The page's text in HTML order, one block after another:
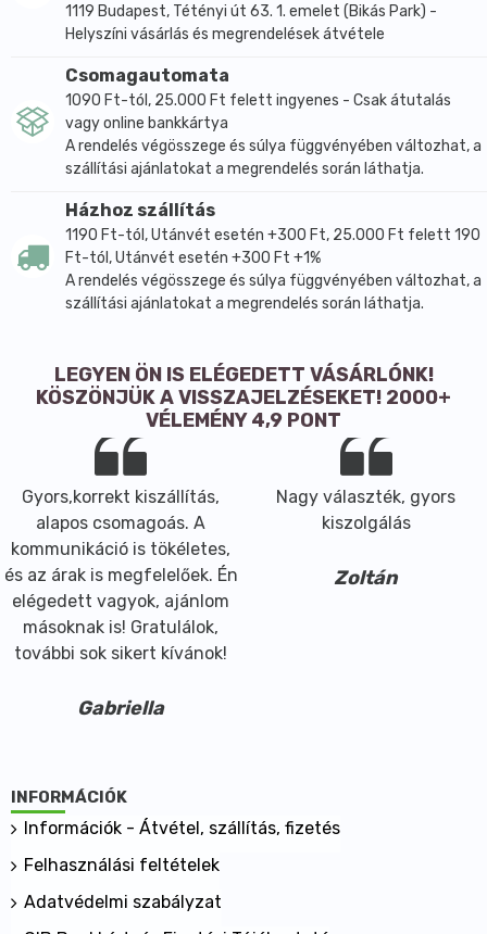
1119 Budapest, Tétényi út 63. 1. emelet (Bikás Park) -
Helyszíni vásárlás és megrendelések átvétele
Csomagautomata
1090 Ft-tól, 25.000 Ft felett ingyenes - Csak átutalás
vagy online bankkártya
A rendelés végösszege és súlya függvényében változhat, a
szállítási ajánlatokat a megrendelés során láthatja.
Házhoz szállítás
1190 Ft-tól, Utánvét esetén +300 Ft, 25.000 Ft felett 190
Ft-tól, Utánvét esetén +300 Ft +1%
A rendelés végösszege és súlya függvényében változhat, a
szállítási ajánlatokat a megrendelés során láthatja.
LEGYEN ÖN IS ELÉGEDETT VÁSÁRLÓNK!
KÖSZÖNJÜK A VISSZAJELZÉSEKET! 2000+
VÉLEMÉNY 4,9 PONT
Gyors,korrekt kiszállítás,
alapos csomagoás. A
kommunikáció is tökéletes,
és az árak is megfelelőek. Én
elégedett vagyok, ajánlom
másoknak is! Gratulálok,
további sok sikert kívánok!
Gabriella
Nagy választék, gyors
kiszolgálás
Zoltán
INFORMÁCIÓK
Információk - Átvétel, szállítás, fizetés
Felhasználási feltételek
Adatvédelmi szabályzat